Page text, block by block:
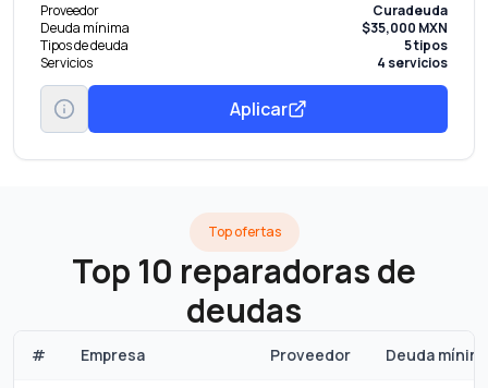
Proveedor
Curadeuda
Deuda mínima
$35,000 MXN
Tipos de deuda
5 tipos
Servicios
4 servicios
Aplicar
Top ofertas
Top 10 reparadoras de
deudas
# Empresa Proveedor Deuda